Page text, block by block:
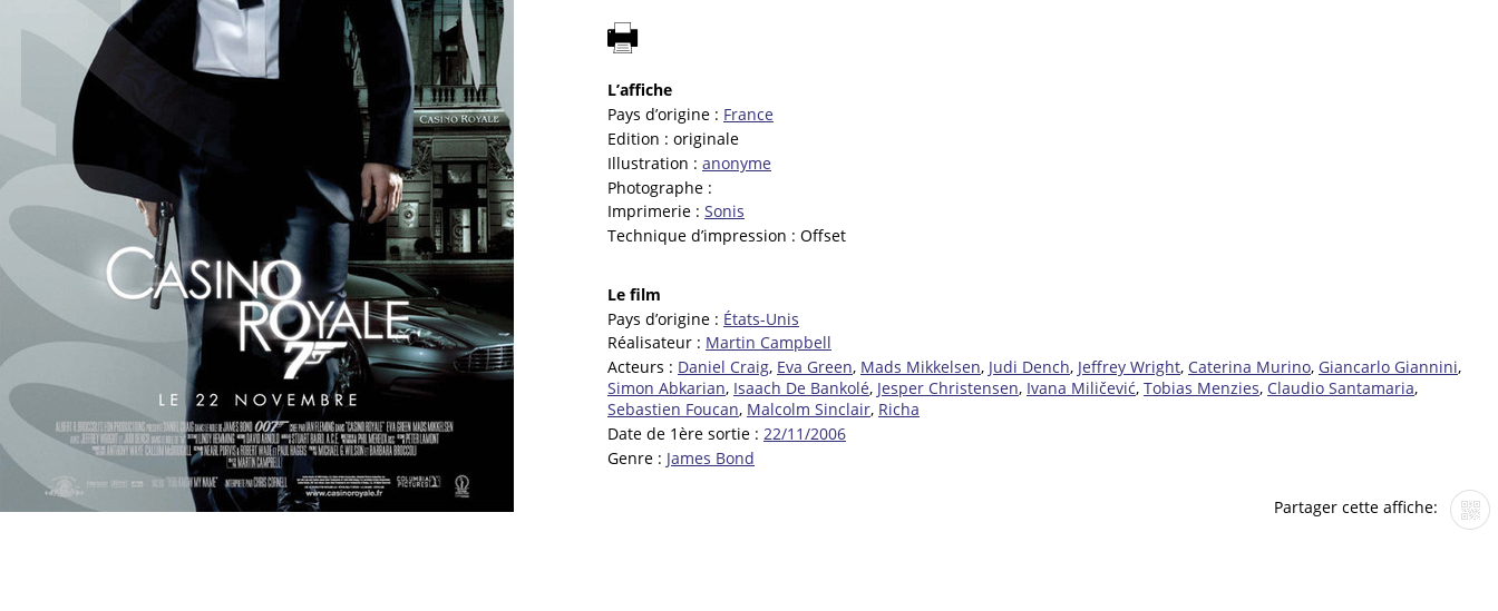
L’affiche
Pays d’origine : France
Edition : originale
Illustration : anonyme
Photographe :
Imprimerie : Sonis
Technique d’impression : Offset
Le film
Pays d’origine : États-Unis
Réalisateur : Martin Campbell
Acteurs : Daniel Craig, Eva Green, Mads Mikkelsen, Judi Dench, Jeffrey Wright, Caterina Murino, Giancarlo Giannini,
Simon Abkarian, Isaach De Bankolé, Jesper Christensen, Ivana Miličević, Tobias Menzies, Claudio Santamaria,
Sebastien Foucan, Malcolm Sinclair, Richa
Date de 1ère sortie : 22/11/2006
Genre : James Bond
Partager cette affiche: